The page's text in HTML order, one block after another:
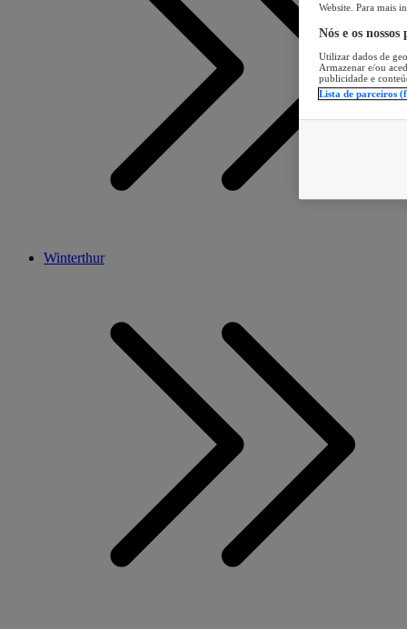
Winterthur
Website. Para mais
Nós e os
Utilizar dados de
Armazenar e/ou
publicidade e
Lista de parceiros